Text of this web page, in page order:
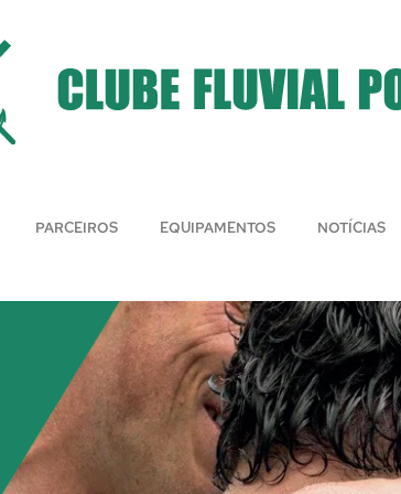
PARCEIROS EQUIPAMENTOS NOTÍCIAS